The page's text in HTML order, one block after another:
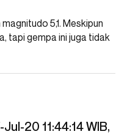
5,1. Meskipun
tapi gempa ini juga tidak
20 11:44:14 WIB,